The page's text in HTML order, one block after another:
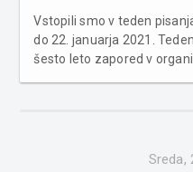
Vstopili smo v teden
do 22. januarja 2021.
šesto leto zapored v
Sreda,